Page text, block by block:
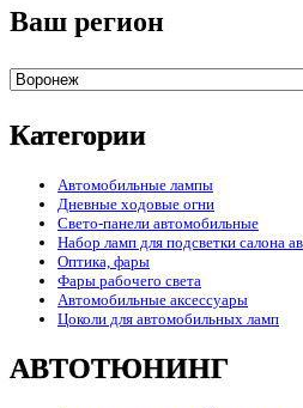
Ваш регион
Категории
Автомобильные лампы
Дневные ходовые огни
Свето-панели автомобильные
Набор ламп для подсветки салона
Оптика, фары
Фары рабочего света
Автомобильные аксессуары
Цоколи для автомобильных ламп
АВТОТЮНИНГ